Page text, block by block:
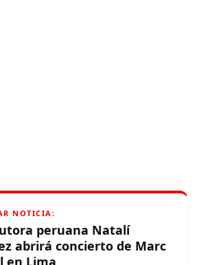
NOTICIA:
peruana Natalí
abrirá concierto de Marc
en Lima